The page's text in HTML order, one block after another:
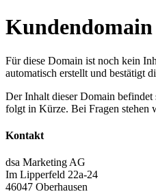
Kundendomain
Für diese Domain ist noch kein
automatisch erstellt und bestätigt
Der Inhalt dieser Domain
folgt in Kürze. Bei Fragen stehen
Kontakt
dsa Marketing AG
Im Lipperfeld 22a-24
46047 Oberhausen